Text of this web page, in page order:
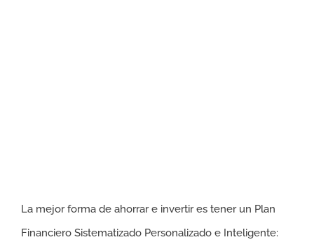
La mejor forma de ahorrar e invertir es tener un Plan
Financiero Sistematizado Personalizado e Inteligente: